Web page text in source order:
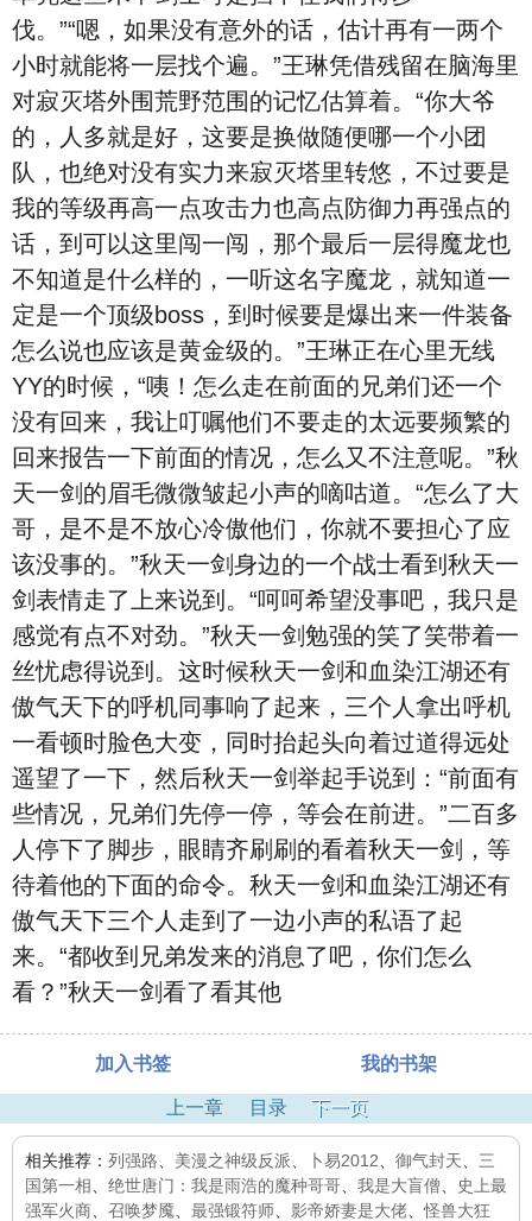
伐。”“嗯，如果没有意外的话，估计再有一两个
小时就能将一层找个遍。”王琳凭借残留在脑海里
对寂灭塔外围荒野范围的记忆估算着。“你大爷
的，人多就是好，这要是换做随便哪一个小团
队，也绝对没有实力来寂灭塔里转悠，不过要是
我的等级再高一点攻击力也高点防御力再强点的
话，到可以这里闯一闯，那个最后一层得魔龙也
不知道是什么样的，一听这名字魔龙，就知道一
定是一个顶级boss，到时候要是爆出来一件装备
怎么说也应该是黄金级的。”王琳正在心里无线
YY的时候，“咦！怎么走在前面的兄弟们还一个
没有回来，我让叮嘱他们不要走的太远要频繁的
回来报告一下前面的情况，怎么又不注意呢。”秋
天一剑的眉毛微微皱起小声的嘀咕道。“怎么了大
哥，是不是不放心冷傲他们，你就不要担心了应
该没事的。”秋天一剑身边的一个战士看到秋天一
剑表情走了上来说到。“呵呵希望没事吧，我只是
感觉有点不对劲。”秋天一剑勉强的笑了笑带着一
丝忧虑得说到。这时候秋天一剑和血染江湖还有
傲气天下的呼机同事响了起来，三个人拿出呼机
一看顿时脸色大变，同时抬起头向着过道得远处
遥望了一下，然后秋天一剑举起手说到：“前面有
些情况，兄弟们先停一停，等会在前进。”二百多
人停下了脚步，眼睛齐刷刷的看着秋天一剑，等
待着他的下面的命令。秋天一剑和血染江湖还有
傲气天下三个人走到了一边小声的私语了起
来。“都收到兄弟发来的消息了吧，你们怎么
看？”秋天一剑看了看其他
加入书签 我的书架
上一章 目录 下一页
相关推荐： 列强路 美漫之神级反派 卜易2012 御气封天
三
国第一相
绝世唐门：我是雨浩的魔种哥哥 我是大盲僧
史上最
强军火商
召唤梦魇 最强锻符师 影帝娇妻是大佬 、怪兽大狂